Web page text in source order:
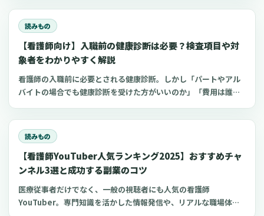
道府県に約1,400店舗ある「しまむら」で手に入れられるアイテ
ムを中心に、老人ホームに入所した利用者さんと介護職にとって
快適な部屋着のポイントをご紹介します。
読みもの
【看護師向け】入職前の健康診断は必要？検査項目や対
象者をわかりやすく解説
看護師の入職前に必要とされる健康診断。しかし「パートやアル
バイトの場合でも健康診断を受けた方がいいのか」「費用は誰が
は、看護師の入職前健康診断について、知っておきたいポイント
をわかりやすくご紹介します。
読みもの
【看護師YouTuber人気ランキング2025】おすすめチャ
ンネル3選と成功する副業のコツ
医療従事者だけでなく、一般の視聴者にも人気の看護師
YouTuber。専門知識を活かした情報発信や、リアルな職場体験